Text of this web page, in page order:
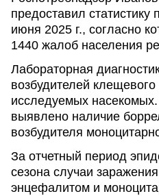
предоставил статистику
июня 2025 г., согласно
1440 жалоб населения
Лабораторная
возбудителей
исследуемых
выявлено наличие
возбудителя
За отчетный период
сезона случаи
энцефалитом и